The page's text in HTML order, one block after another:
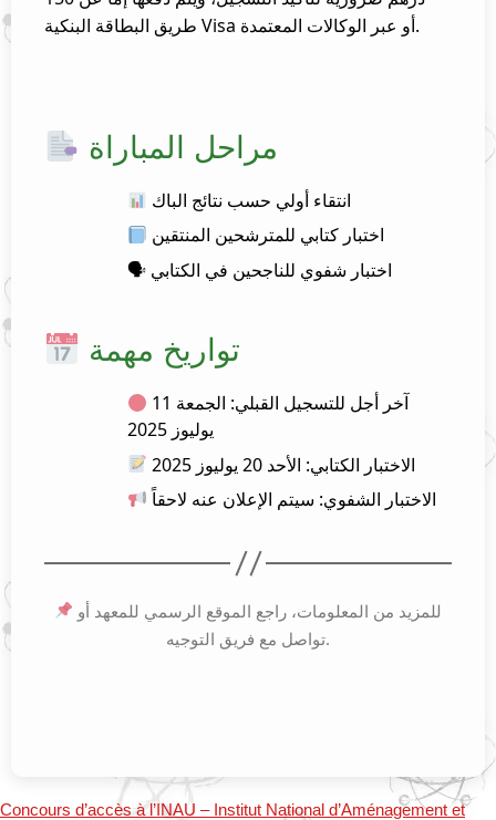
طريق البطاقة البنكية Visa أو عبر الوكالات المعتمدة.
مراحل المباراة
انتقاء أولي حسب نتائج الباك
اختبار كتابي للمترشحين المنتقين
🗣 اختبار شفوي للناجحين في الكتابي
تواريخ مهمة
يوليوز 2025
الاختبار الكتابي: الأحد 20 يوليوز 2025
الاختبار الشفوي: سيتم الإعلان عنه لاحقاً
تواصل مع فريق التوجيه.
Concours d’accès à l’INAU – Institut National d’Aménagement et